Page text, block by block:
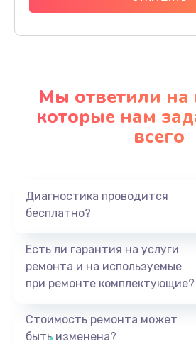
Мы ответили на
которые нам
всего
Диагностика проводится
бесплатно?
Есть ли гарантия на услуги
ремонта и на используемые
при ремонте комплектующие?
Стоимость ремонта может
быть изменена?